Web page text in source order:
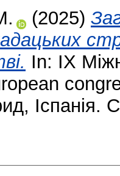
(2025)
In: IX
Іспанія.